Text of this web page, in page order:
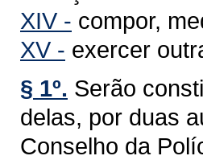
XIV - compor,
XV - exercer
§ 1º. Serão
delas, por duas
Conselho da